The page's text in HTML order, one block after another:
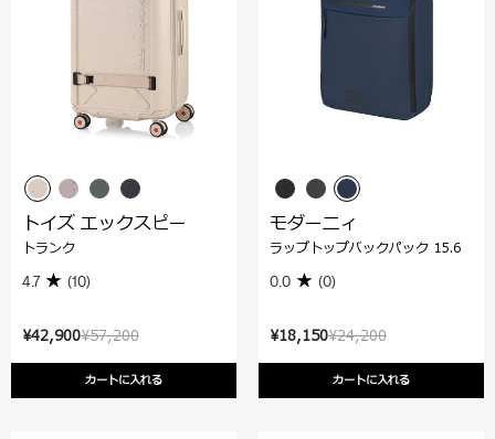
¥57,200
¥42,900
カートに入れる
トイズ エックスピー
トランク
4.7 (10)
¥24,200
¥18,150
カートに入れる
モダーニィ
ラップトップバックパック 15.6
0.0 (0)